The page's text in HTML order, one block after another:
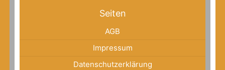
Seiten
AGB
Impressum
Datenschutzerklärung